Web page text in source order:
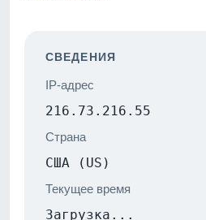
СВЕДЕНИЯ
IP-адрес
216.73.216.55
Страна
США (US)
Текущее время
Загрузка...